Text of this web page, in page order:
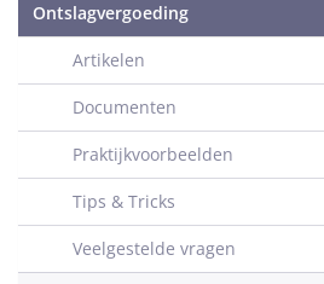
Ontslagvergoeding
Artikelen
Documenten
Praktijkvoorbeelden
Tips & Tricks
Veelgestelde vragen